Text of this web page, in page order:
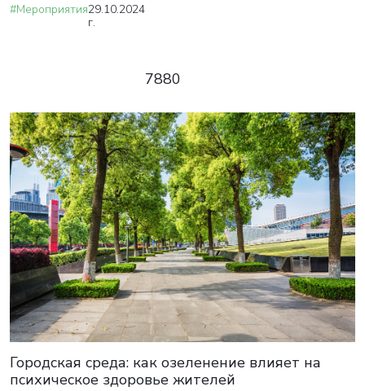
#Мероприятия29.10.2024
г.
7880
Городская среда: как озеленение влияет на
психическое здоровье жителей